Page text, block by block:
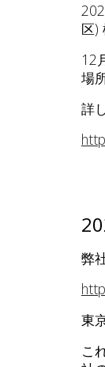
区)
12
場
詳
弊
東
こ